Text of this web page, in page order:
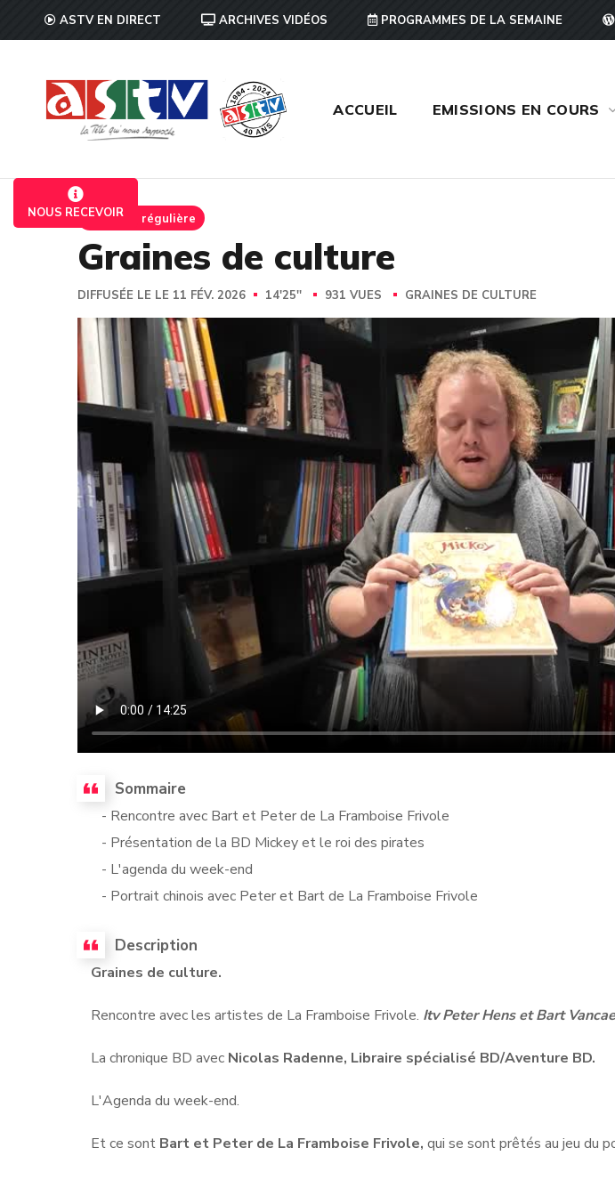
ASTV EN DIRECT ARCHIVES VIDÉOS PROGRAMMES DE LA SEMAINE
ACCUEIL EMISSIONS EN COURS
NOUS RECEVOIREmission régulière
Graines de culture
DIFFUSÉE LE LE 11 FÉV. 2026 14'25'' 931 VUES GRAINES DE CULTURE
Sommaire
- Rencontre avec Bart et Peter de La Framboise Frivole
- Présentation de la BD Mickey et le roi des pirates
- L'agenda du week-end
- Portrait chinois avec Peter et Bart de La Framboise Frivole
Description
Graines de culture.
Rencontre avec les artistes de La Framboise Frivole. Itv Peter Hens et Bart
La chronique BD avec Nicolas Radenne, Libraire spécialisé BD/Aventure BD.
L'Agenda du week-end.
Et ce sont Bart et Peter de La Framboise Frivole, qui se sont prêtés au jeu du